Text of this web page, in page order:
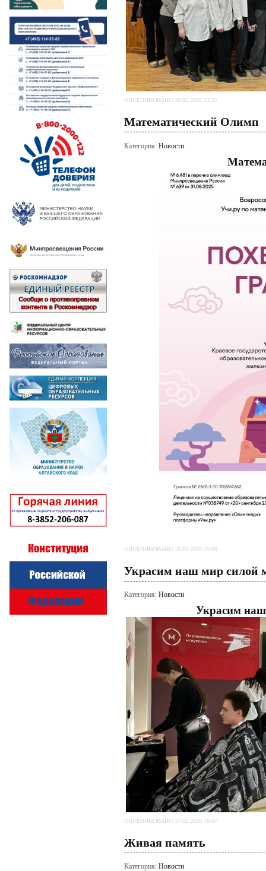
ОПУБЛИКОВАНО 20.02.2026 13:35
Математический Олимп
Категория: Новости
ОПУБЛИКОВАНО 19.02.2026 15:09
Украсим наш мир силой
Категория: Новости
Украсим наш
ОПУБЛИКОВАНО 17.02.2026 18:07
Живая память
Категория: Новости